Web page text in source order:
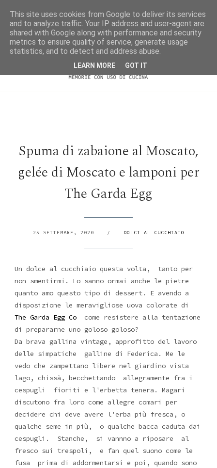
Spuma di zabaione al Moscato,
gelée di Moscato e lamponi per
The Garda Egg
25 SETTEMBRE, 2020 / DOLCI AL CUCCHIAIO
Un dolce al cucchiaio questa volta, tanto per
non smentirmi. Lo sanno ormai anche le pietre
quanto amo questo tipo di dessert. E avendo a
disposizione le meravigliose uova colorate di
The Garda Egg Co come resistere alla tentazione
di prepararne uno goloso goloso?
Da brava gallina vintage, approfitto del lavoro
delle simpatiche galline di Federica. Me le
vedo che zampettano libere nel giardino vista
lago, chissà, becchettando allegramente fra i
cespugli fioriti e l'erbetta tenera. Magari
discutono fra loro come allegre comari per
decidere chi deve avere l'erba più fresca, o
qualche seme in più, o qualche bacca caduta dai
cespugli. Stanche, si vannno a riposare al
fresco sui trespoli, e fan quel suono come le
fusa prima di addormentarsi e poi, quando sono
This site uses cookies from Google to deliver its services
and to analyze traffic. Your IP address and user-agent are
shared with Google along with performance and security
metrics to ensure quality of service, generate usage
statistics, and to detect and address abuse.
LEARN MORE GOT IT